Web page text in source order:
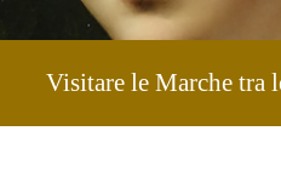
Visitare le Marche tra